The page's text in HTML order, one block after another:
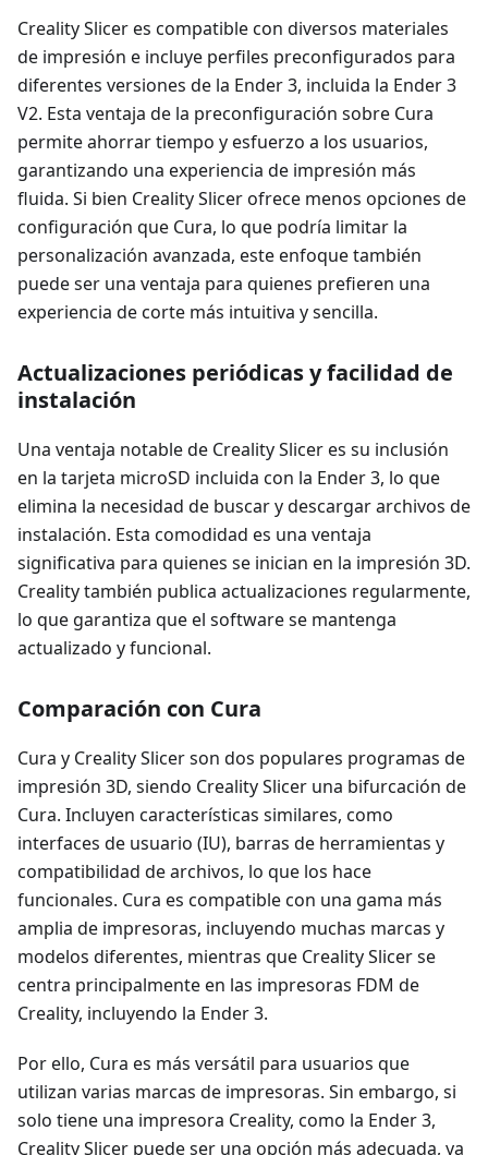
Creality Slicer es compatible con diversos materiales
de impresión e incluye perfiles preconfigurados para
diferentes versiones de la Ender 3, incluida la Ender 3
V2. Esta ventaja de la preconfiguración sobre Cura
permite ahorrar tiempo y esfuerzo a los usuarios,
garantizando una experiencia de impresión más
fluida. Si bien Creality Slicer ofrece menos opciones de
configuración que Cura, lo que podría limitar la
personalización avanzada, este enfoque también
puede ser una ventaja para quienes prefieren una
experiencia de corte más intuitiva y sencilla.
Actualizaciones periódicas y facilidad de
instalación
Una ventaja notable de Creality Slicer es su inclusión
en la tarjeta microSD incluida con la Ender 3, lo que
elimina la necesidad de buscar y descargar archivos de
instalación. Esta comodidad es una ventaja
significativa para quienes se inician en la impresión 3D.
Creality también publica actualizaciones regularmente,
lo que garantiza que el software se mantenga
actualizado y funcional.
Comparación con Cura
Cura y Creality Slicer son dos populares programas de
impresión 3D, siendo Creality Slicer una bifurcación de
Cura. Incluyen características similares, como
interfaces de usuario (IU), barras de herramientas y
compatibilidad de archivos, lo que los hace
funcionales. Cura es compatible con una gama más
amplia de impresoras, incluyendo muchas marcas y
modelos diferentes, mientras que Creality Slicer se
centra principalmente en las impresoras FDM de
Creality, incluyendo la Ender 3.
Por ello, Cura es más versátil para usuarios que
utilizan varias marcas de impresoras. Sin embargo, si
solo tiene una impresora Creality, como la Ender 3,
Creality Slicer puede ser una opción más adecuada, ya